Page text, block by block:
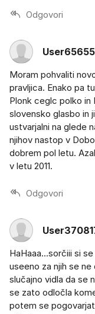
Odgovori
Moram pohvaliti
pravljica. Enako pa
Plonk ceglc polko in
slovensko glasbo in
ustvarjalni na glede
njihov nastop v
dobrem pol letu.
v letu 2011.
Odgovori
HaHaaa...sorčiii si
useeno za njih se
slučajno vidla da se
se zato odločla
potem se